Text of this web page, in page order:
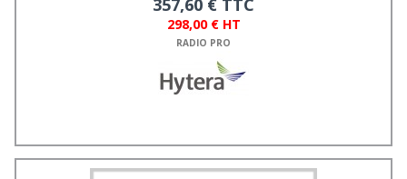
357,60 € TTC
298,00 € HT
RADIO PRO